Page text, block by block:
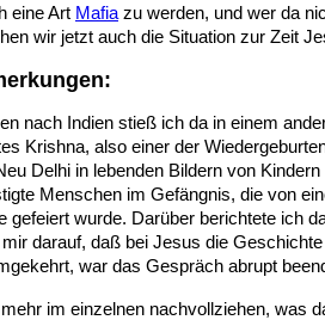
eine Art Mafia zu werden, und wer da
wir jetzt auch die Situation zur Zeit
nach Indien stieß ich da in einem
Krishna, also einer der
Delhi in lebenden Bildern von
Menschen im Gefängnis, die von
gefeiert wurde. Darüber berichtete ich
mir darauf, daß bei Jesus die
war das Gespräch abrupt
im einzelnen nachvollziehen, was